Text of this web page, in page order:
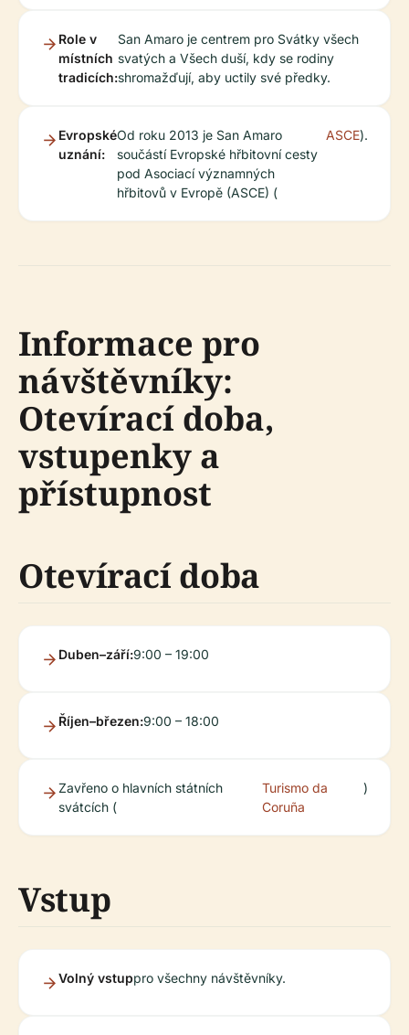
Role v
místních
tradicích:
San Amaro je centrem pro Svátky všech
svatých a Všech duší, kdy se rodiny
shromažďují, aby uctily své předky.
Evropské
uznání:
Od roku 2013 je San Amaro
součástí Evropské hřbitovní cesty
pod Asociací významných
hřbitovů v Evropě (ASCE) (
ASCE).
Informace pro
návštěvníky:
Otevírací doba,
vstupenky a
přístupnost
Otevírací doba
Duben–září:9:00 – 19:00
Říjen–březen:9:00 – 18:00
Zavřeno o hlavních státních
svátcích (
Turismo da
Coruña
)
Vstup
Volný vstuppro všechny návštěvníky.